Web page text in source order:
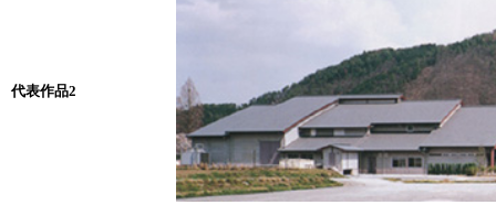
代表作品2